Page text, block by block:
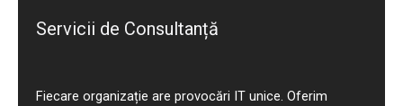
Servicii de Consultanță
Fiecare organizație are provocări IT unice. Oferim